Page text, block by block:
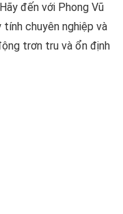
đến với Phong Vũ
chuyên nghiệp và
trơn tru và ổn định